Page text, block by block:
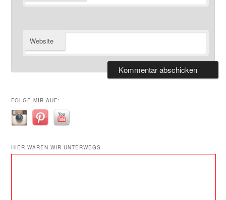
Website
FOLGE MIR AUF:
HIER WAREN WIR UNTERWEGS